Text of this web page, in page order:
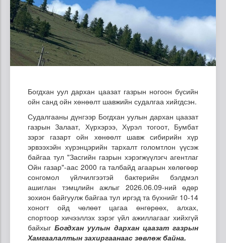
Богдхан уул дархан цаазат газрын ногоон бүсийн
ойн санд ойн хөнөөлт шавжийн судалгаа хийгдсэн.
Судалгааны дүнгээр Богдхан уулын дархан цаазат
газрын Залаат, Хүрхэрээ, Хүрэл тогоот, Бумбат
зэрэг газарт ойн хөнөөлт шавж сибирийн хүр
эрвээхэйн хүрэнцэрийн тархалт голомтлон үүсэж
байгаа тул "Засгийн газрын хэрэгжүүлэгч агентлаг
Ойн газар"-аас 2000 га талбайд агаарын хөлөгөөр
сонгомол үйлчилгээтэй бактерийн бэлдмэл
ашиглан тэмцлийн ажлыг 2026.06.09-ний өдөр
зохион байгуулж байгаа тул иргэд та бүхнийг 10-14
хоногт ойд чөлөөт цагаа өнгөрөөх, алхах,
спортоор хичээллэх зэрэг үйл ажиллагааг хийхгүй
байхыгБогдхан уулын дархан цаазат газрын
Хамгаалалтын захиргаанаас зөвлөж байна.